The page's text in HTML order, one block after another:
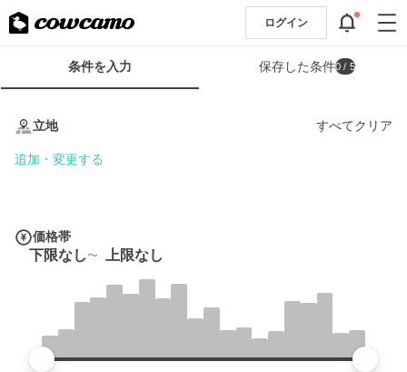
ログイン
条
条件を入力 保存した条件0 / 5
立地 すべてクリア
追加・変更する
価格帯
下限なし 上限なし